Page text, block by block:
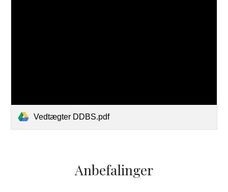
Vedtægter DDBS.pdf
Anbefalinger